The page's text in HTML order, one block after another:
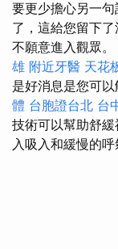
要更少擔心另一
了，這給您留下
不願意進入觀眾。
雄 附近牙醫 天花
是好消息是您可
體 台胞證台北 台
技術可以幫助舒緩
入吸入和緩慢的呼